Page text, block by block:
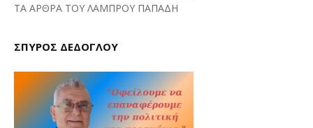
ΤΑ ΑΡΘΡΑ ΤΟΥ ΛΑΜΠΡΟΥ ΠΑΠΑΔΗ
ΣΠΥΡΟΣ ΔΕΔΟΓΛΟΥ